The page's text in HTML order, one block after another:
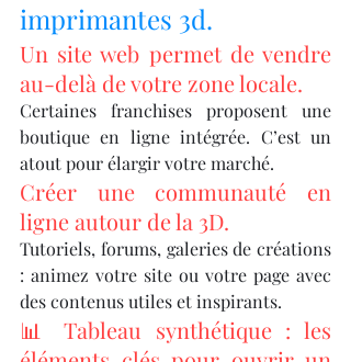
imprimantes 3d.
Un site web permet de vendre
au-delà de votre zone locale.
Certaines franchises proposent une
boutique en ligne intégrée. C’est un
atout pour élargir votre marché.
Créer une communauté en
ligne autour de la 3D.
Tutoriels, forums, galeries de créations
: animez votre site ou votre page avec
des contenus utiles et inspirants.
📊 Tableau synthétique : les